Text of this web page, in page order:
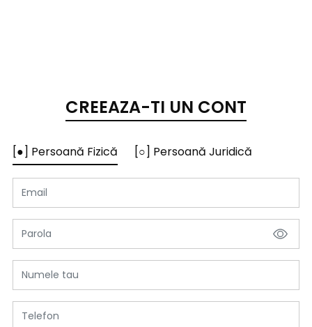
CREEAZA-TI UN CONT
[●] Persoană Fizică [○] Persoană Juridică
Email
Parola
Numele tau
Telefon